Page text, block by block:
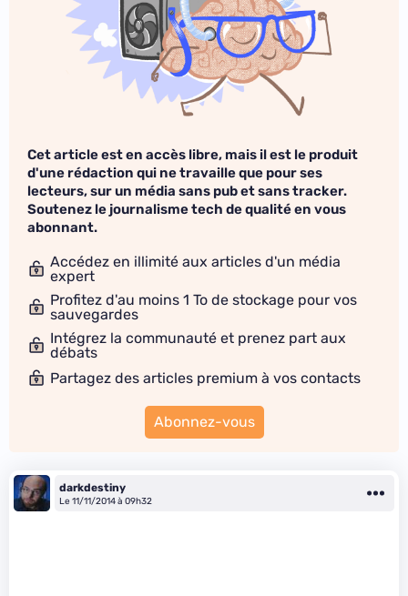
Cet article est en accès libre, mais il est le produit
d'une rédaction qui ne travaille que pour ses
lecteurs, sur un média sans pub et sans tracker.
Soutenez le journalisme tech de qualité en vous
abonnant.
Accédez en illimité aux articles d'un média
expert
Profitez d'au moins 1 To de stockage pour vos
sauvegardes
Intégrez la communauté et prenez part aux
débats
Partagez des articles premium à vos contacts
Abonnez-vous
darkdestiny
Le 11/11/2014 à 09h32